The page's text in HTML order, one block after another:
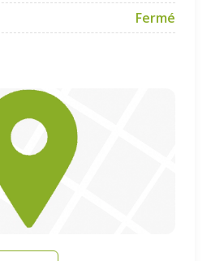
Fermé